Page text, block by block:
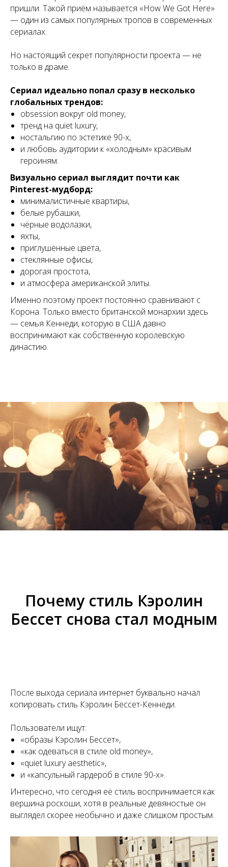
пришли. Такой приём называется «How We Got Here»
— один из самых популярных тропов в современных
сериалах.
Но настоящий секрет популярности проекта — не
только в драме.
Сериал идеально попал сразу в несколько
глобальных трендов:
obsession вокруг old money,
тренд на quiet luxury,
ностальгию по эстетике 90-х,
и любовь аудитории к «холодным» красивым
героиням.
Визуально сериал выглядит почти как
Pinterest-мудборд:
минималистичные квартиры,
белые рубашки,
чёрные водолазки,
яхты,
приглушённые цвета,
стеклянные офисы,
дорогая простота,
и атмосфера американской элиты.
Именно поэтому проект постоянно сравнивают с
Корона. Только вместо британской монархии здесь
— семья Кеннеди, которую в США давно
воспринимают как собственную королевскую
династию.
Почему стиль Кэролин
Бессет снова стал модным
После выхода сериала интернет буквально начал
копировать стиль Кэролин Бессет-Кеннеди.
Пользователи ищут:
«образы Кэролин Бессет»,
«как одеваться в стиле old money»,
«quiet luxury aesthetic»,
и «капсульный гардероб в стиле 90-х».
Интересно, что сегодня её стиль воспринимается как
вершина роскоши, хотя в реальные девяностые он
выглядел скорее необычно и даже слишком простым.